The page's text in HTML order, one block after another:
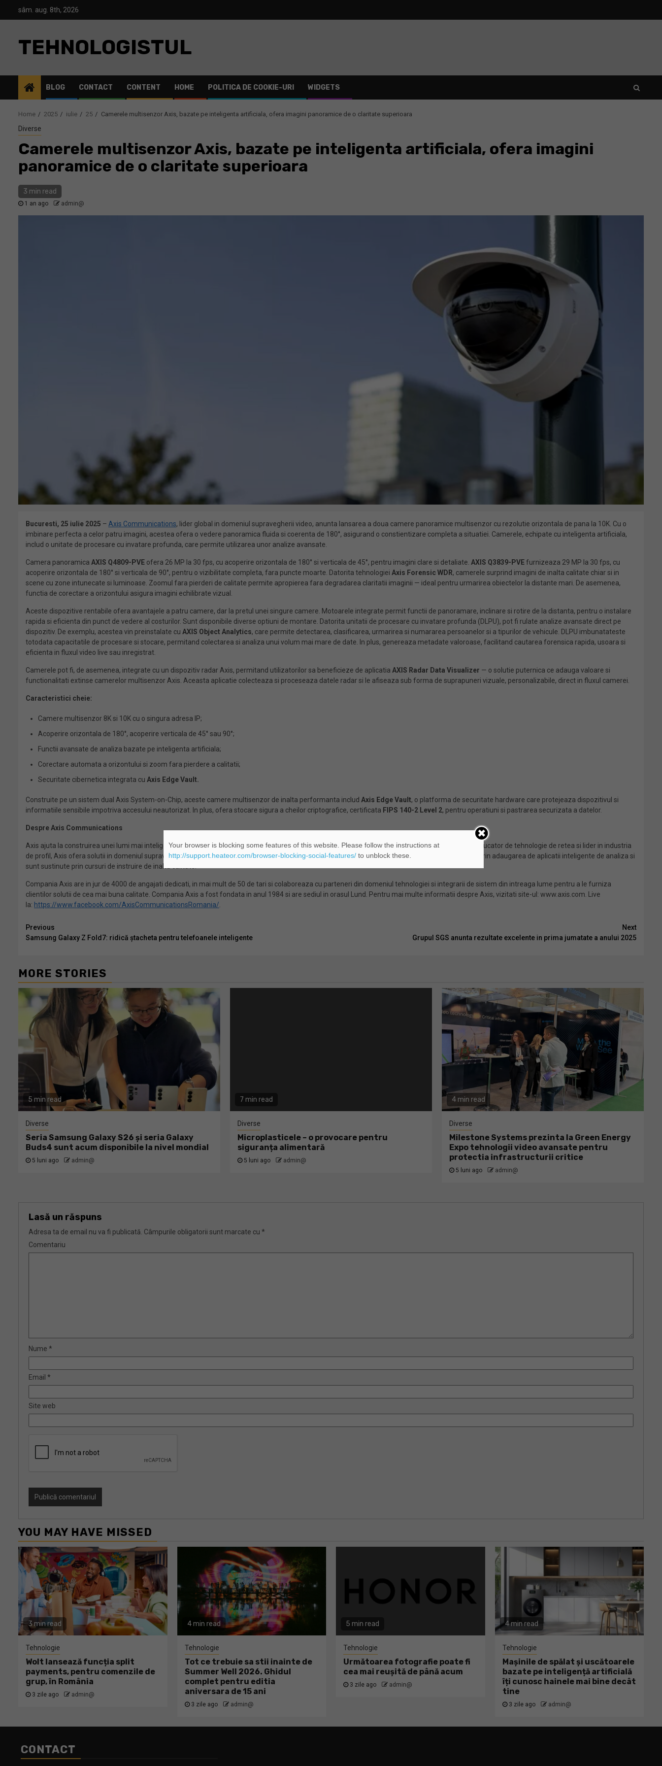
sâm. aug. 8th, 2026
TEHNOLOGISTUL
BLOG CONTACT CONTENT HOME POLITICA DE COOKIE-URI WIDGETS
Home 2025 iulie 25 Camerele multisenzor Axis, bazate pe inteligenta artificiala, ofera imagini panoramice de o claritate superioara
Diverse
Camerele multisenzor Axis, bazate pe inteligenta artificiala, ofera imagini
panoramice de o claritate superioara
3 min read
1 an ago admin@
Bucuresti, 25 iulie 2025 – Axis Communications, lider global in domeniul supravegherii video, anunta lansarea a doua camere panoramice multisenzor cu rezolutie orizontala de pana la 10K. Cu o
imbinare perfecta a celor patru imagini, acestea ofera o vedere panoramica fluida si coerenta de 180°, asigurand o constientizare completa a situatiei. Camerele, echipate cu inteligenta artificiala,
includ o unitate de procesare cu invatare profunda, care permite utilizarea unor analize avansate.
Camera panoramica AXIS Q4809-PVE ofera 26 MP la 30 fps, cu acoperire orizontala de 180° si verticala de 45°, pentru imagini clare si detaliate. AXIS Q3839-PVEfurnizeaza 29 MP la 30 fps, cu
acoperire orizontala de 180° si verticala de 90°, pentru o vizibilitate completa, fara puncte moarte. Datorita tehnologiei Axis Forensic WDR, camerele surprind imagini de inalta calitate chiar si in
scene cu zone intunecate si luminoase. Zoomul fara pierderi de calitate permite apropierea fara degradarea claritatii imaginii — ideal pentru urmarirea obiectelor la distante mari. De asemenea,
functia de corectare a orizontului asigura imagini echilibrate vizual.
Aceste dispozitive rentabile ofera avantajele a patru camere, dar la pretul unei singure camere. Motoarele integrate permit functii de panoramare, inclinare si rotire de la distanta, pentru o instalare
rapida si eficienta din punct de vedere al costurilor. Sunt disponibile diverse optiuni de montare. Datorita unitatii de procesare cu invatare profunda (DLPU), pot fi rulate analize avansate direct pe
dispozitiv. De exemplu, acestea vin preinstalate cu AXIS Object Analytics, care permite detectarea, clasificarea, urmarirea si numararea persoanelor si a tipurilor de vehicule. DLPU imbunatateste
totodata capacitatile de procesare si stocare, permitand colectarea si analiza unui volum mai mare de date. In plus, genereaza metadate valoroase, facilitand cautarea forensica rapida, usoara si
eficienta in fluxul video live sau inregistrat.
Camerele pot fi, de asemenea, integrate cu un dispozitiv radar Axis, permitand utilizatorilor sa beneficieze de aplicatia AXIS Radar Data Visualizer — o solutie puternica ce adauga valoare si
functionalitati extinse camerelor multisenzor Axis. Aceasta aplicatie colecteaza si proceseaza datele radar si le afiseaza sub forma de suprapuneri vizuale, personalizabile, direct in fluxul camerei.
Caracteristici cheie:
Camere multisenzor 8K si 10K cu o singura adresa IP;
Acoperire orizontala de 180°, acoperire verticala de 45° sau 90°;
Functii avansate de analiza bazate pe inteligenta artificiala;
Corectare automata a orizontului si zoom fara pierdere a calitatii;
Securitate cibernetica integrata cu Axis Edge Vault.
Construite pe un sistem dual Axis System-on-Chip, aceste camere multisenzor de inalta performanta includ Axis Edge Vault, o platforma de securitate hardware care protejeaza dispozitivul si
informatiile sensibile impotriva accesului neautorizat. In plus, ofera stocare sigura a cheilor criptografice, certificata FIPS 140-2 Level 2, pentru operatiuni si pastrarea securizata a datelor.
Despre Axis Communications
Axis ajuta la construirea unei lumi mai inteligente si mai sigure prin crearea de solutii care imbunatatesc securitatea si performanta afacerii. Ca producator de tehnologie de retea si lider in industria
de profil, Axis ofera solutii in domeniul supravegherii video, controlul accesului, interfoanelor si sistemelor audio. Aceste solutii sunt puse in valoare prin adaugarea de aplicatii inteligente de analiza si
sunt sustinute prin cursuri de instruire de inalta calitate.
Compania Axis are in jur de 4000 de angajati dedicati, in mai mult de 50 de tari si colaboreaza cu parteneri din domeniul tehnologiei si integrarii de sistem din intreaga lume pentru a le furniza
clientilor solutii de cea mai buna calitate. Compania Axis a fost fondata in anul 1984 si are sediul in orasul Lund. Pentru mai multe informatii despre Axis, vizitati site-ul: www.axis.com. Live
la: https://www.facebook.com/AxisCommunicationsRomania/
Continue
Reading
Previous
Samsung Galaxy Z Fold7: ridică ștacheta pentru telefoanele inteligente
Next
Grupul SGS anunta rezultate excelente in prima jumatate a anului 2025
MORE STORIES
5 min read
Diverse
Seria Samsung Galaxy S26 și seria Galaxy
Buds4 sunt acum disponibile la nivel mondial
5 luni ago admin@
7 min read
Diverse
Microplasticele – o provocare pentru
siguranța alimentară
5 luni ago admin@
4 min read
Diverse
Milestone Systems prezinta la Green Energy
Expo tehnologii video avansate pentru
protectia infrastructurii critice
5 luni ago admin@
Lasă un răspuns
Adresa ta de email nu va fi publicată. Câmpurile obligatorii sunt marcate cu *
Comentariu
Nume *
Email *
Site web
YOU MAY HAVE MISSED
3 min read
Tehnologie
Wolt lansează funcția split
payments, pentru comenzile de
grup, în România
3 zile ago admin@
4 min read
Tehnologie
Tot ce trebuie sa stii inainte de
Summer Well 2026. Ghidul
complet pentru editia
aniversara de 15 ani
3 zile ago admin@
5 min read
Tehnologie
Următoarea fotografie poate fi
cea mai reușită de până acum
3 zile ago admin@
4 min read
Tehnologie
Mașinile de spălat și uscătoarele
bazate pe inteligență artificială
îți cunosc hainele mai bine decât
tine
3 zile ago admin@
CONTACT
Your browser is blocking some features of this website. Please follow the instructions at
http://support.heateor.com/browser-blocking-social-features/to unblock these.